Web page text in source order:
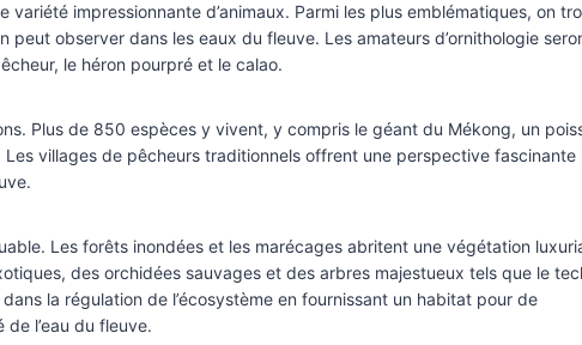
variété impressionnante d’animaux. Parmi les plus emblématiques, on
peut observer dans les eaux du fleuve. Les amateurs d’ornithologie
le héron pourpré et le calao.
Plus de 850 espèces y vivent, y compris le géant du Mékong, un
villages de pêcheurs traditionnels offrent une perspective fascinante
Les forêts inondées et les marécages abritent une végétation
des orchidées sauvages et des arbres majestueux tels que le
la régulation de l’écosystème en fournissant un habitat pour de
l’eau du fleuve.